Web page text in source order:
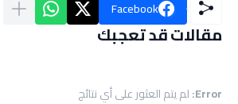
Facebook
مقالات قد تعجبك
Error: لم يتم العثور على أي نتائج